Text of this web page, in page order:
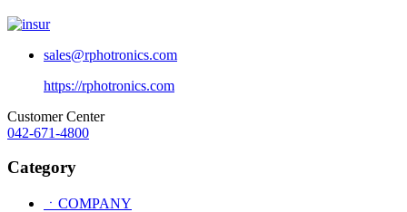
sales@rphotronics.com
https://rphotronics.com
Customer Center
042-671-4800
Category
ㆍCOMPANY